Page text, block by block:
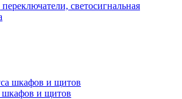
светосигнальная
шкафов и щитов